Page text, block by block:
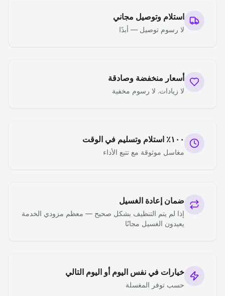
استلام وتوصيل مجاني
لا رسوم توصيل — أبدًا
أسعار منخفضة وصادقة
لا زيادات. لا رسوم مخفية
١٠٠٪ استلام وتسليم في الوقت
مغاسل موثوقة مع تتبع الأداء
ضمان إعادة الغسيل
إذا لم يتم التنظيف بشكل صحيح — معظم مزودي الخدمة
يعيدون الغسيل مجانًا
خيارات في نفس اليوم أو اليوم التالي
حسب توفر المغسلة